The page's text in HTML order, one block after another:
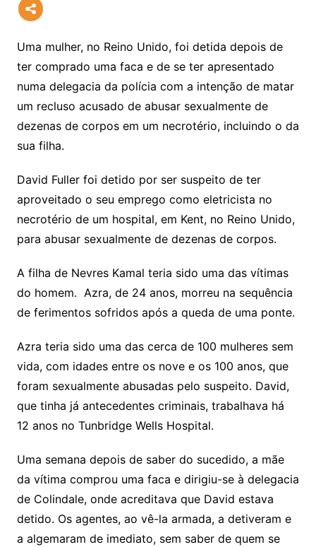
Uma mulher, no Reino Unido, foi detida depois de
ter comprado uma faca e de se ter apresentado
numa delegacia da polícia com a intenção de matar
um recluso acusado de abusar sexualmente de
dezenas de corpos em um necrotério, incluindo o da
sua filha.
David Fuller foi detido por ser suspeito de ter
aproveitado o seu emprego como eletricista no
necrotério de um hospital, em Kent, no Reino Unido,
para abusar sexualmente de dezenas de corpos.
A filha de Nevres Kamal teria sido uma das vítimas
do homem. Azra, de 24 anos, morreu na sequência
de ferimentos sofridos após a queda de uma ponte.
Azra teria sido uma das cerca de 100 mulheres sem
vida, com idades entre os nove e os 100 anos, que
foram sexualmente abusadas pelo suspeito. David,
que tinha já antecedentes criminais, trabalhava há
12 anos no Tunbridge Wells Hospital.
Uma semana depois de saber do sucedido, a mãe
da vítima comprou uma faca e dirigiu-se à delegacia
de Colindale, onde acreditava que David estava
detido. Os agentes, ao vê-la armada, a detiveram e
a algemaram de imediato, sem saber de quem se